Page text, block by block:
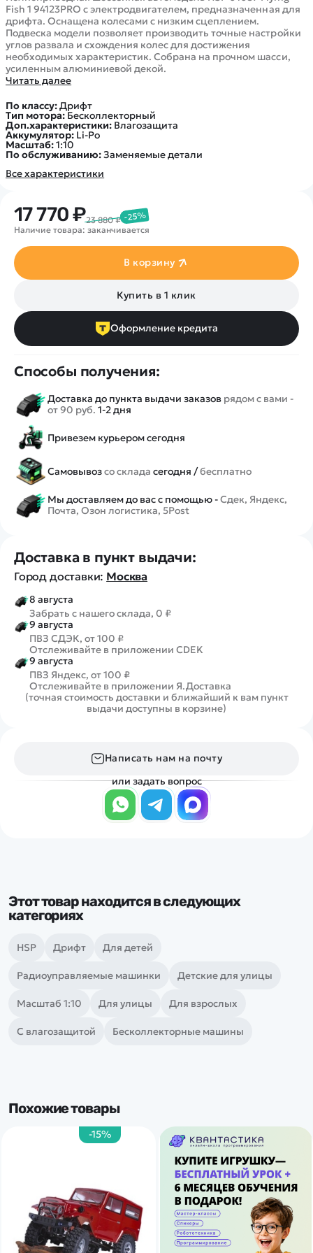
Fish 1 94123PRO с электродвигателем, предназначенная для
дрифта. Оснащена колесами с низким сцеплением.
Подвеска модели позволяет производить точные настройки
углов развала и схождения колес для достижения
необходимых характеристик. Собрана на прочном шасси,
усиленным алюминиевой декой.
Читать далее
По классу:Дрифт
Тип мотора:Бесколлекторный
Доп.характеристики: Влагозащита
Аккумулятор: Li-Po
Масштаб:1:10
По обслуживанию:Заменяемые детали
Все характеристики
17 770 ₽23 880 ₽ -25%
Наличие товара: заканчивается
В корзину
Купить в 1 клик
Оформление кредита
Способы получения:
Доставка до пункта выдачи заказов рядом с вами -
от 90 руб. 1-2 дня
Привезем курьером сегодня
Самовывозсо склада сегодня /бесплатно
Мы доставляем до вас с помощью -Сдек, Яндекс,
Почта, Озон логистика, 5Post
Доставка в пункт выдачи:
Город доставки: Москва
8 августа
Забрать с нашего склада, 0 ₽
9 августа
ПВЗ СДЭК, от 100 ₽
Отслеживайте в приложении CDEK
9 августа
ПВЗ Яндекс, от 100 ₽
Отслеживайте в приложении Я.Доставка
(точная стоимость доставки и ближайший к вам пункт
выдачи доступны в корзине)
Написать нам на почту
или задать вопрос
Этот товар находится в следующих
категориях
HSP Дрифт Для детей
Радиоуправляемые машинки Детские для улицы
Масштаб 1:10 Для улицы Для взрослых
С влагозащитой Бесколлекторные машины
Похожие товары
-15%